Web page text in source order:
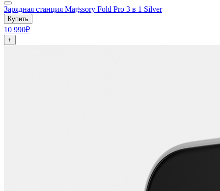
Зарядная станция Magssory Fold Pro 3 в 1 Silver
Купить
10 990₽
+